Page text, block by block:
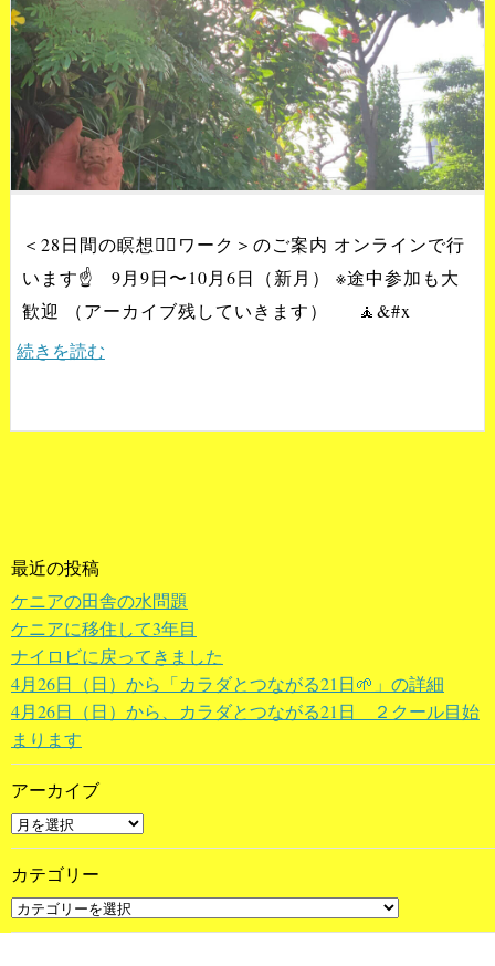
＜28日間の瞑想🧘‍♂️ワーク＞のご案内 オンラインで行
います☝️ 9月9日〜10月6日（新月） ※途中参加も大
歓迎 （アーカイブ残していきます） 🧘&#x
続きを読む
最近の投稿
ケニアの田舎の水問題
ケニアに移住して3年目
ナイロビに戻ってきました
4月26日（日）から「カラダとつながる21日🌱」の詳細
4月26日（日）から、カラダとつながる21日 ２クール目始
まります
アーカイブ
カテゴリー